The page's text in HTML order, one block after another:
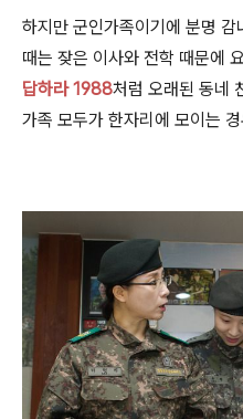
하지만 군인가족이기에 분명
때는 잦은 이사와 전학 때문에
답하라 1988처럼 오래된 동네
가족 모두가 한자리에 모이는